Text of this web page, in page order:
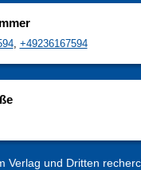
, +49236167594
Verlag und Dritten